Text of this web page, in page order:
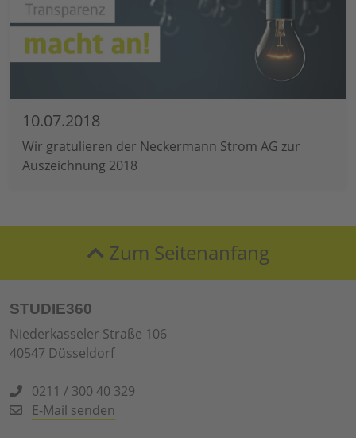
10.07.2018
Wir gratulieren der Neckermann Strom AG zur
Auszeichnung 2018
Zum Seitenanfang
STUDIE360
Niederkasseler Straße 106
40547 Düsseldorf
0211 / 300 40 329
E-Mail senden